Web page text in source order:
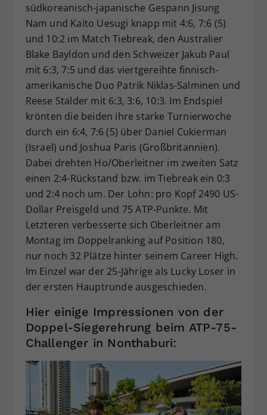
südkoreanisch-japanische Gespann Jisung
Nam und Kaito Uesugi knapp mit 4:6, 7:6 (5)
und 10:2 im Match Tiebreak, den Australier
Blake Bayldon und den Schweizer Jakub Paul
mit 6:3, 7:5 und das viertgereihte finnisch-
amerikanische Duo Patrik Niklas-Salminen und
Reese Stalder mit 6:3, 3:6, 10:3. Im Endspiel
krönten die beiden ihre starke Turnierwoche
durch ein 6:4, 7:6 (5) über Daniel Cukierman
(Israel) und Joshua Paris (Großbritannien).
Dabei drehten Ho/Oberleitner im zweiten Satz
einen 2:4-Rückstand bzw. im Tiebreak ein 0:3
und 2:4 noch um. Der Lohn: pro Kopf 2490 US-
Dollar Preisgeld und 75 ATP-Punkte. Mit
Letzteren verbesserte sich Oberleitner am
Montag im Doppelranking auf Position 180,
nur noch 32 Plätze hinter seinem Career High.
Im Einzel war der 25-Jährige als Lucky Loser in
der ersten Hauptrunde ausgeschieden.
Hier einige Impressionen von der
Doppel-Siegerehrung beim ATP-75-
Challenger in Nonthaburi: